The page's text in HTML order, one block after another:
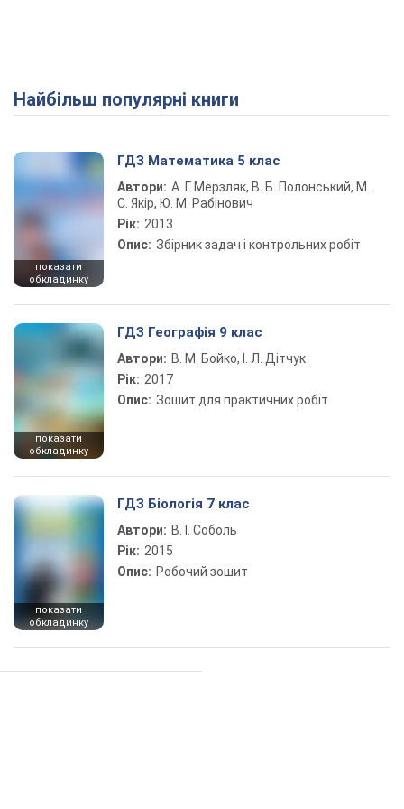
Найбільш популярні книги
показати
обкладинку
ГДЗ Математика 5 клас
Автори: А. Г. Мерзляк, В. Б. Полонський, М.
С. Якір, Ю. М. Рабінович
Рік: 2013
Опис: Збірник задач і контрольних робіт
показати
обкладинку
ГДЗ Географія 9 клас
Автори: В. М. Бойко, І. Л. Дітчук
Рік: 2017
Опис: Зошит для практичних робіт
показати
обкладинку
ГДЗ Біологія 7 клас
Автори: В. І. Соболь
Рік: 2015
Опис: Робочий зошит